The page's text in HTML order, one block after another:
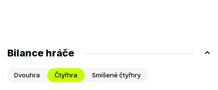
Bilance hráče
Dvouhra Čtyřhra Smíšené čtyřhry